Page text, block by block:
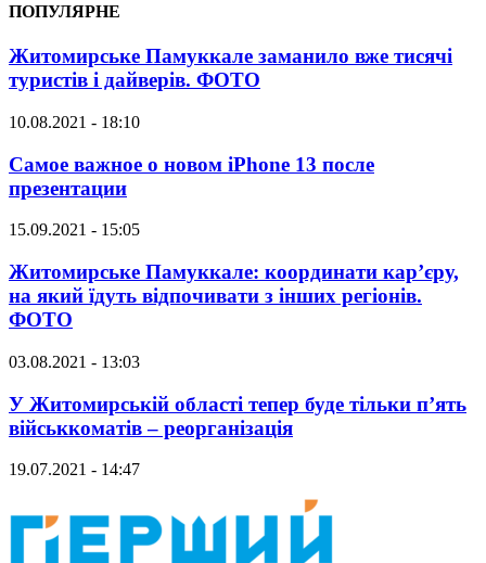
ПОПУЛЯРНЕ
Житомирське Памуккале заманило вже тисячі
туристів і дайверів. ФОТО
10.08.2021 - 18:10
Самое важное о новом iPhone 13 после
презентации
15.09.2021 - 15:05
Житомирське Памуккале: координати кар’єру,
на який їдуть відпочивати з інших регіонів.
ФОТО
03.08.2021 - 13:03
У Житомирській області тепер буде тільки п’ять
військкоматів – реорганізація
19.07.2021 - 14:47